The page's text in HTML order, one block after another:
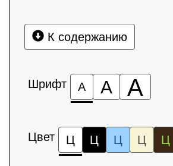
К содержанию
Шрифт А А А
Цвет Ц Ц Ц Ц Ц